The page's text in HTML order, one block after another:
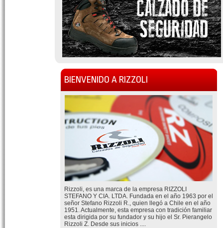
BIENVENIDO A RIZZOLI
Rizzoli, es una marca de la empresa RIZZOLI
STEFANO Y CIA. LTDA. Fundada en el año 1963 por el
señor Stefano Rizzoli R., quien llegó a Chile en el año
1951. Actualmente, esta empresa con tradición familiar
esta dirigida por su fundador y su hijo el Sr. Pierangelo
Rizzoli Z. Desde sus inicios ....